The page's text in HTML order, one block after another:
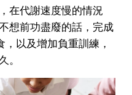
在代謝速度慢的情況
想前功盡廢的話，完成
，以及增加負重訓練，
。